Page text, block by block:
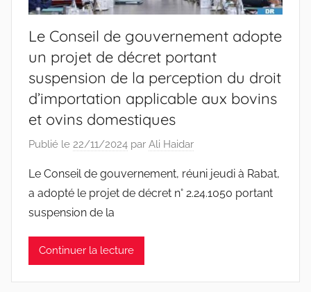
Le Conseil de gouvernement adopte
un projet de décret portant
suspension de la perception du droit
d’importation applicable aux bovins
et ovins domestiques
Publié le 22/11/2024 par Ali Haidar
Le Conseil de gouvernement, réuni jeudi à Rabat,
a adopté le projet de décret n° 2.24.1050 portant
suspension de la
Continuer la lecture